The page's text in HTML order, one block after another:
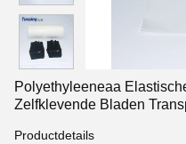
Polyethyleeneaa
Zelfklevende Bladen
Productdetails